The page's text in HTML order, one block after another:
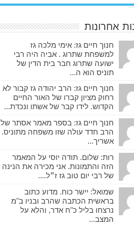
אחרונות
חנוך חיים גז: אימי מלכה גז
למשפחת שתרוג . אביה היה רבי
ישועה שתרוג חבר בית הדין של
תוניס הוא ה...
חנוך חיים גז: הרב יהודה גז קבור לא
רחוק מציון קברו של האור החיים
הקדוש. לידו קבר של אשתו ונכדת...
חנוך חיים גז: בספר מאמר אסתר של
הרב חדד עולה שזו משפחה מתוניס.
אשריך...
רות: שלום. תודה יוסי על המאמר
הזה והתמונות. אני מכירה את הנינה
של רבי יום טוב גז ז״ל....
שמואל: יישר כוח. מדוע כתוב
בראשית הכתבה שהרב ובניו ב"מ
נרצחו בליל כ"ח אדר, והלא על
המצב...